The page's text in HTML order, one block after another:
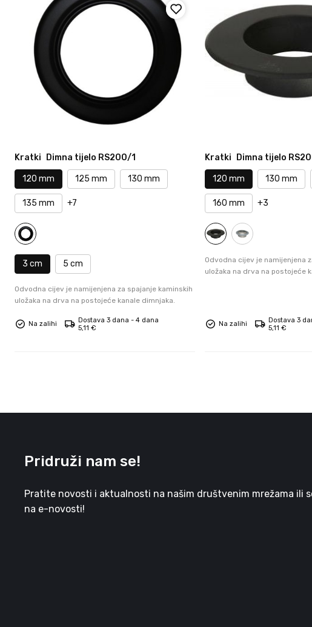
Kratki Dimna tijelo RS200/1
120 mm 125 mm 130 mm
135 mm +7
3 cm 5 cm
Odvodna cijev je namijenjena za spajanje kaminskih
uložaka na drva na postojeće kanale dimnjaka.
Na zalihi
Dostava 3 dana - 4 dana
5,11 €
Kratki Dimna tijelo
120 mm 130 mm
160 mm +3
Odvodna cijev je namijenjena
uložaka na drva na postojeće
Na zalihi
Dostava 3
5,11 €
Pridruži nam se!
Pratite novosti i aktualnosti na našim društvenim mrežama ili
na e-novosti!